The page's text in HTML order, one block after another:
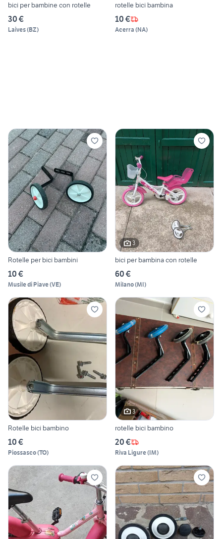
bici per bambine con rotelle
30 €
Laives(BZ)
rotelle bici bambina
10 €
Acerra (NA)
Rotelle per bici bambini
10 €
Musile di Piave(VE)
3
bici per bambina con rotelle
60 €
Milano(MI)
Rotelle bici bambino
10 €
Piossasco(TO)
3
rotelle bici bambino
20 €
Riva Ligure(IM)